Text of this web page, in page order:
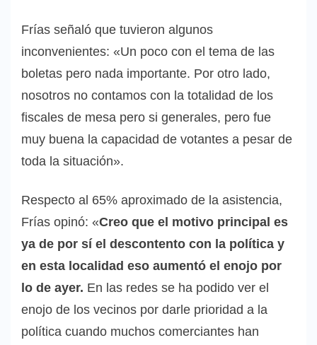
Frías señaló que tuvieron algunos
inconvenientes: «Un poco con el tema de las
boletas pero nada importante. Por otro lado,
nosotros no contamos con la totalidad de los
fiscales de mesa pero si generales, pero fue
muy buena la capacidad de votantes a pesar de
toda la situación».
Respecto al 65% aproximado de la asistencia,
Frías opinó: «Creo que el motivo principal es
ya de por sí el descontento con la política y
en esta localidad eso aumentó el enojo por
lo de ayer. En las redes se ha podido ver el
enojo de los vecinos por darle prioridad a la
política cuando muchos comerciantes han